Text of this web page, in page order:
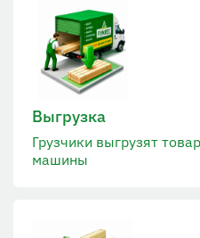
Выгрузка
Грузчики выгрузят
машины